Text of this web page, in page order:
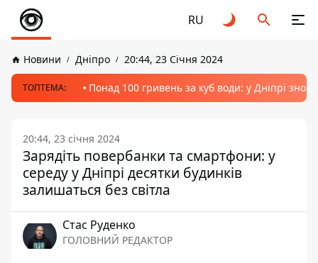
RU
Новини Дніпро 20:44, 23 Січня 2024
ТОПТЕМА: Понад 100 гривень за куб води: у Дніпрі
20:44, 23 січня 2024
Зарядіть повербанки та смартфони: у
середу у Дніпрі десятки будинків
залишаться без світла
Стас Руденко
ГОЛОВНИЙ РЕДАКТОР